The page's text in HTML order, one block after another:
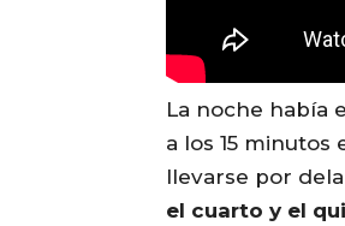
La noche había
a los 15
llevarse por
el cuarto y el